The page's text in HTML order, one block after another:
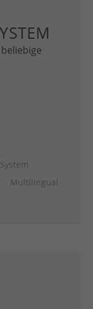
Multilingual